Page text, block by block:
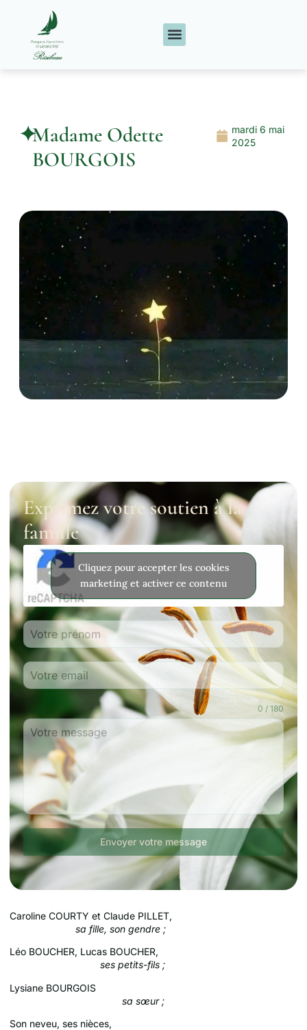
✦Madame Odette
BOURGOIS
mardi 6 mai
2025
Caroline COURTY et Claude PILLET,
sa fille, son gendre ;
Léo BOUCHER, Lucas BOUCHER,
ses petits-fils ;
Lysiane BOURGOIS
sa sœur ;
Son neveu, ses nièces,
Exprimez votre soutien à la
famille
Cliquez pour accepter les cookies
marketing et activer ce contenu
0 / 180
Envoyer votre message